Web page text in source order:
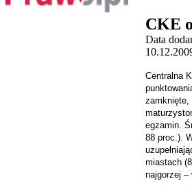
CKE
Data
Centralna
zamknięte,
egzamin.
88 proc.).
miastach
najgorzej –